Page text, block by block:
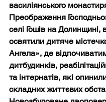
василіянського
Преображення
селі Гошів на Долинщині,
освятили дитяче
Ангела», де
дитбудинків,
та інтернатів, які
складних життєвих